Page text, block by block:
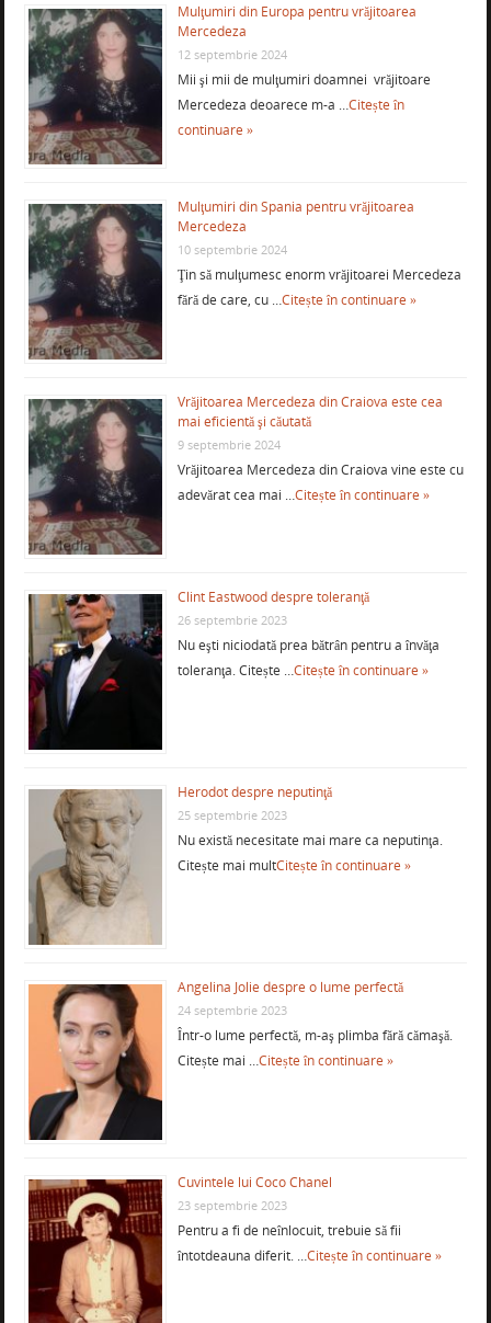
Mulţumiri din Europa pentru vrăjitoarea
Mercedeza
12 septembrie 2024
Mii şi mii de mulţumiri doamnei vrăjitoare
Mercedeza deoarece m-a …Citește în
continuare »
Mulţumiri din Spania pentru vrăjitoarea
Mercedeza
10 septembrie 2024
Ţin să mulţumesc enorm vrăjitoarei Mercedeza
fără de care, cu …Citește în continuare »
Vrăjitoarea Mercedeza din Craiova este cea
mai eficientă şi căutată
9 septembrie 2024
Vrăjitoarea Mercedeza din Craiova vine este cu
adevărat cea mai …Citește în continuare »
Clint Eastwood despre toleranţă
26 septembrie 2023
Nu eşti niciodată prea bătrân pentru a învăţa
toleranţa. Citește …Citește în continuare »
Herodot despre neputinţă
25 septembrie 2023
Nu există necesitate mai mare ca neputinţa.
Citește mai multCitește în continuare »
Angelina Jolie despre o lume perfectă
24 septembrie 2023
Într-o lume perfectă, m-aş plimba fără cămaşă.
Citește mai …Citește în continuare »
Cuvintele lui Coco Chanel
23 septembrie 2023
Pentru a fi de neînlocuit, trebuie să fii
întotdeauna diferit. …Citește în continuare »